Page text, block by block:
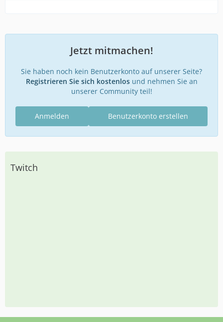
Jetzt mitmachen!
Sie haben noch kein Benutzerkonto auf unserer Seite?
Registrieren Sie sich kostenlosund nehmen Sie an
unserer Community teil!
Benutzerkonto erstellen
Anmelden
Twitch